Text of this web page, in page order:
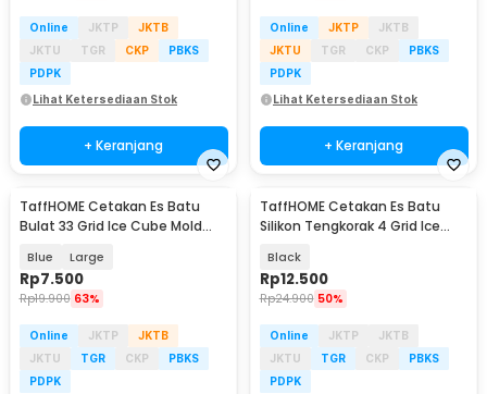
Online JKTP
JKTB
JKTU
TGR CKP
PBKS
PDPK
Lihat Ketersediaan Stok
+ Keranjang
Online JKTP
JKTB
JKTU
TGR CKP
PBKS
PDPK
Lihat Ketersediaan Stok
+ Keranjang
TaffHOME Cetakan Es Batu
Bulat 33 Grid Ice Cube Mold
Blue Large
Rp7.500
Rp19.900 63%
Online JKTP
JKTB
JKTU
TGR CKP
PBKS
PDPK
TaffHOME Cetakan Es Batu
Silikon Tengkorak 4 Grid Ice
Black
Rp12.500
Rp24.900 50%
Online JKTP
JKTB
JKTU
TGR CKP
PBKS
PDPK